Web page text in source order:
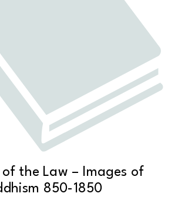
the Law – Images of
850-1850